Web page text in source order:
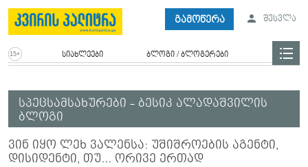
გამოწერა შესვლა
სიახლეები ბლოგი / ბლოგერები
სპეცსამსახურები - ბესიკ ალადაშვილის
ბლოგი
ვინ იყო ლეხ ვალენსა: უშიშროების აგენტი,
დისიდენტი, თუ... ორივე ერთად